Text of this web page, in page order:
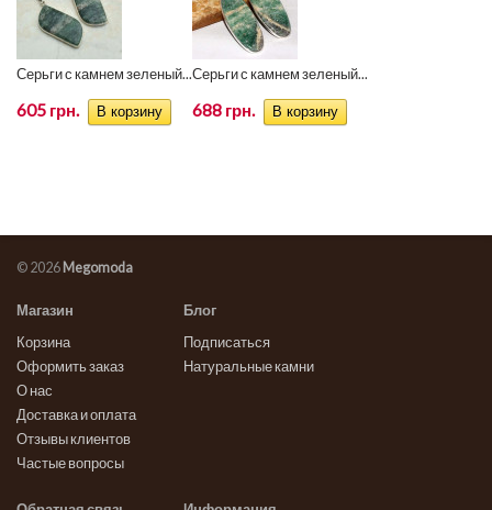
Серьги с камнем зеленый...
605 грн.
Серьги с камнем зеленый...
688 грн.
© 2026 Megomoda
Магазин
Корзина
Оформить заказ
О нас
Доставка и оплата
Отзывы клиентов
Частые вопросы
Блог
Подписаться
Натуральные камни